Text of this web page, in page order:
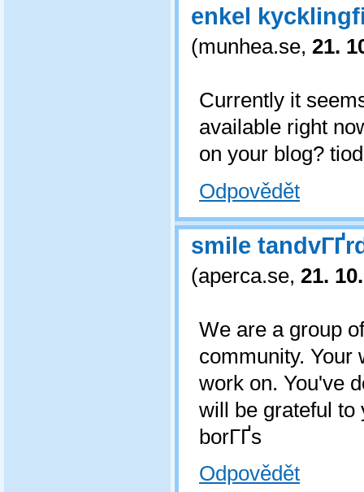
enkel
(munhea.se, 21.
Currently it
available right
on your blog?
Odpovědět
smile
(aperca.se, 21.
We are a group
community. Your
work on. You've
will be grateful to
borГҐs
Odpovědět